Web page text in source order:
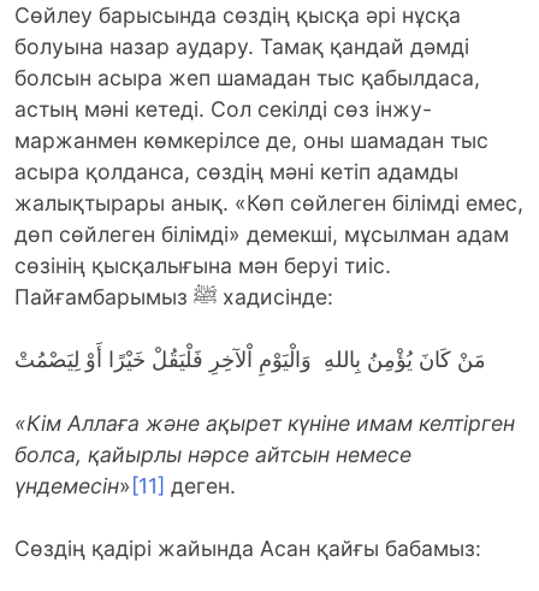
Сөйлеу барысында сөздің қысқа әрі нұсқа
болуына назар аудару. Тамақ қандай дәмді
болсын асыра жеп шамадан тыс қабылдаса,
астың мәні кетеді. Сол секілді сөз інжу-
маржанмен көмкерілсе де, оны шамадан тыс
асыра қолданса, сөздің мәні кетіп адамды
жалықтырары анық. «Көп сөйлеген білімді емес,
дөп сөйлеген білімді» демекші, мұсылман адам
сөзінің қысқалығына мән беруі тиіс.
Пайғамбарымыз ﷺ хадисінде:
مَنْ كَانَ يُؤْمِنُ بِاللهِ وَالْيَوْمِ اْلآخِرِ فَلْيَقُلْ خَيْرًا أَوْ لِيَصْمُتْ
«Кім Аллаға және ақырет күніне имам келтірген
болса, қайырлы нәрсе айтсын немесе
үндемесін»[11] деген.
Сөздің қадірі жайында Асан қайғы бабамыз: